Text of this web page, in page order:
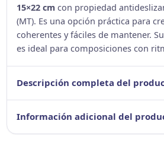
15×22 cm con propiedad
(MT). Es una opción práctica para
coherentes y fáciles de mantener.
es ideal para composiciones con
Descripción completa del
Información adicional del